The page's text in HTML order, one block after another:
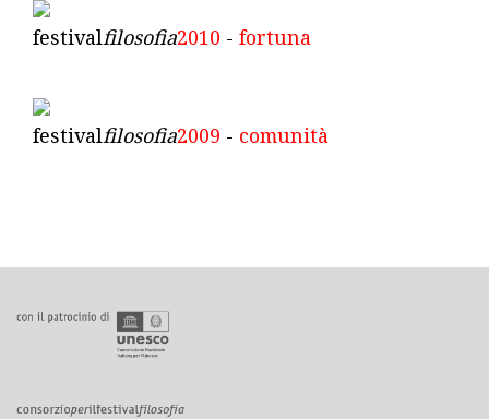
festivalfilosofia2010 - fortuna
festivalfilosofia2009 - comunità